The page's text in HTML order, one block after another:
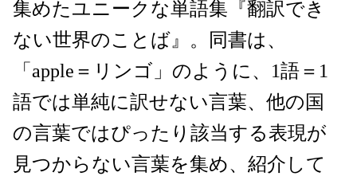
集めたユニークな単語集『翻訳でき
ない世界のことば』。同書は、
「apple＝リンゴ」のように、1語＝1
語では単純に訳せない言葉、他の国
の言葉ではぴったり該当する表現が
見つからない言葉を集め、紹介して